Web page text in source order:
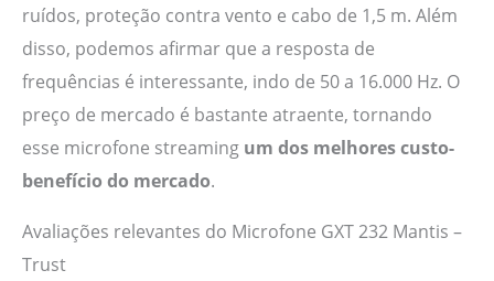
ruídos, proteção contra vento e cabo de 1,5 m. Além
disso, podemos afirmar que a resposta de
frequências é interessante, indo de 50 a 16.000 Hz. O
preço de mercado é bastante atraente, tornando
esse microfone streaming um dos melhores custo-
benefício do mercado.
Avaliações relevantes do Microfone GXT 232 Mantis –
Trust